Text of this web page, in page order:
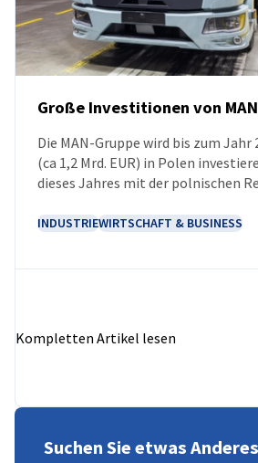
NEUIGKEITEN
Große Investitionen von
Die MAN-Gruppe wird bis zum Jahr
(ca 1,2 Mrd. EUR) in Polen
dieses Jahres mit der polnischen
die Zusammenarbeit bei der
nächsten Generation von Lkw und
INDUSTRIEWIRTSCHAFT & BUSINESS
Kompletten Artikel lesen
Suchen Sie etwas